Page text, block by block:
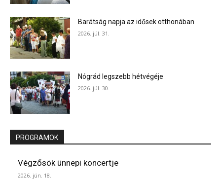
Barátság napja az idősek otthonában
2026. júl. 31.
Nógrád legszebb hétvégéje
2026. júl. 30.
PROGRAMOK
Végzősök ünnepi koncertje
2026. jún. 18.